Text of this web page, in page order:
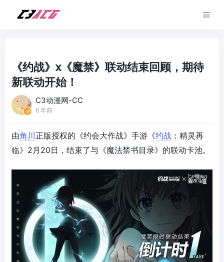
《约战》x《魔禁》联动结束回顾，期待
新联动开始！
C3动漫网-CC
6 年前
由角川 正版授权的《约会大作战》手游《约战 ：精灵再
临》2月20日，结束了与《魔法禁书目录》的联动卡池。